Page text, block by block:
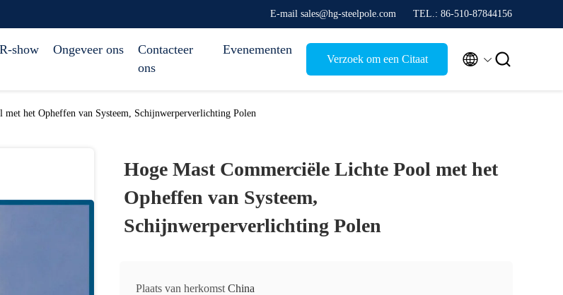
E-mail sales@hg-steelpole.com TEL.: 86-510-87844156
show Ongeveer ons
Contacteer
ons
Evenementen
Verzoek om een Citaat  
het Opheffen van Systeem, Schijnwerperverlichting Polen
Hoge Mast Commerciële Lichte Pool met het
Opheffen van Systeem,
Schijnwerperverlichting Polen
Plaats van herkomst China